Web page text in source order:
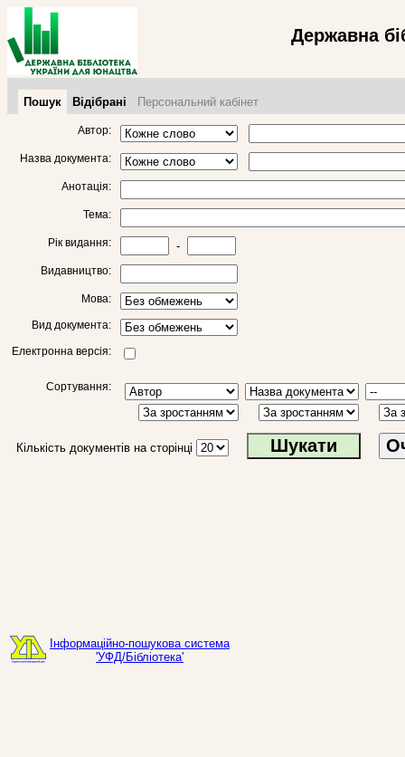
Державна
Пошук Відібрані Персональний кабінет
Автор:
Назва документа:
Анотація:
Тема:
Рік видання: -
Видавництво:
Мова:
Вид документа:
Електронна версія:
Сортування:
Кількість документів на сторінці
Інформаційно-пошукова система
'УФД/Бібліотека'